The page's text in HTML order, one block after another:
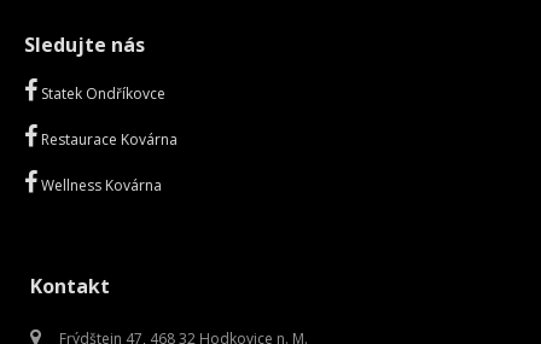
Sledujte nás
Statek Ondříkovce
Restaurace Kovárna
Wellness Kovárna
Kontakt
Frýdštejn 47, 468 32 Hodkovice n. M.